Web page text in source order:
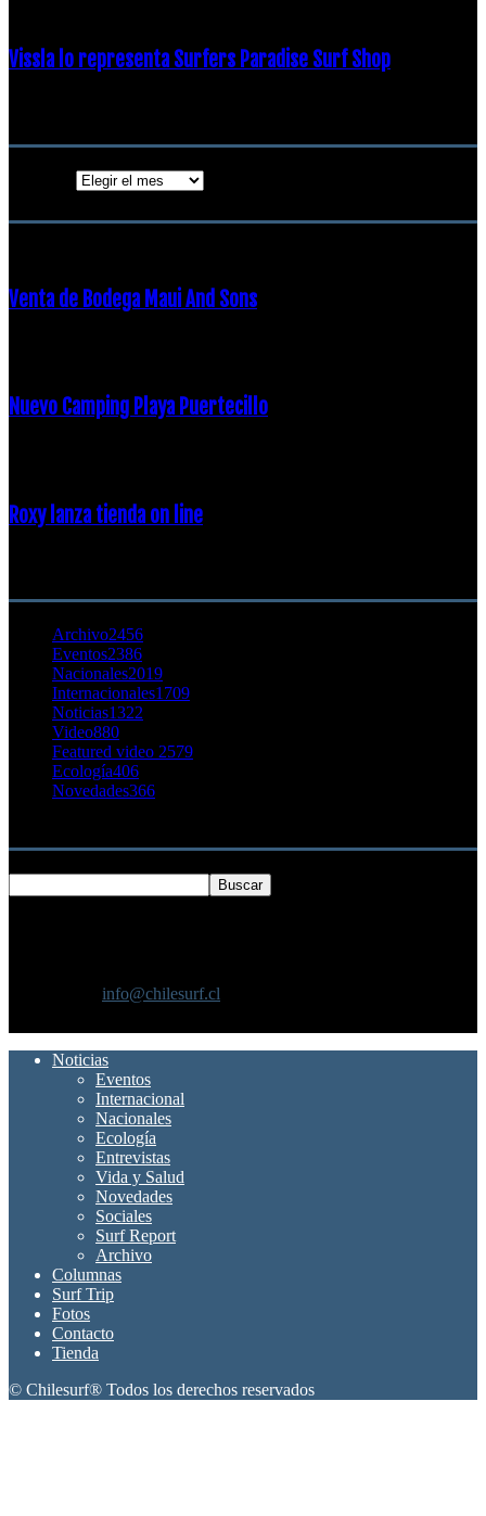
Vissla lo representa Surfers Paradise Surf Shop
Venta de Bodega Maui And Sons
Nuevo Camping Playa Puertecillo
Roxy lanza tienda on line
Archivo2456
Eventos2386
Nacionales2019
Internacionales1709
Noticias1322
Video880
Featured video 2579
Ecología406
Novedades366
info@chilesurf.cl
Noticias
Eventos
Internacional
Nacionales
Ecología
Entrevistas
Vida y Salud
Novedades
Sociales
Surf Report
Archivo
Columnas
Surf Trip
Fotos
Contacto
Tienda
© Chilesurf® Todos los derechos reservados